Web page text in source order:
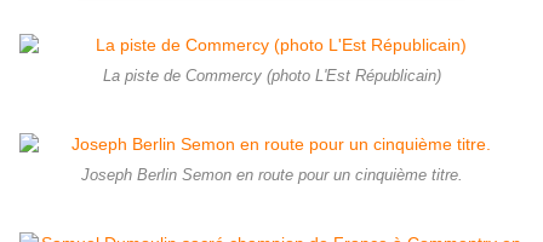
La piste de Commercy (photo L'Est Républicain)
Joseph Berlin Semon en route pour un cinquième titre.